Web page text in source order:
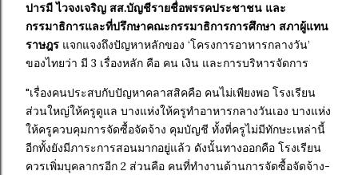
ปารมี ไวจงเจริญ สส.บัญชีรายชื่อพรรคประชาชน และ
กรรมาธิการและที่ปรึกษาคณะกรรมาธิการการศึกษา สภาผู้แทน
ราษฎร แจกแจงถึงปัญหาหลักของ ‘โครงการอาหารกลางวัน’
ของไทยว่า มี 3 เรื่องหลัก คือ คน เงิน และการบริหารจัดการ
"เรื่องคนประสบกับปัญหาคลาสสิคคือ คนไม่เพียงพอ โรงเรียน
ส่วนใหญ่ให้ครูดูแล บางแห่งให้ครูทำอาหารกลางวันเอง บางแห่ง
ให้ครูควบคุมการจัดซื้อจัดจ้าง คุมบัญชี ทั้งที่ครูไม่มีทักษะเหล่านี้
อีกทั้งยังมีภาระการสอนมากอยู่แล้ว ดังนั้นทางออกคือ โรงเรียน
ควรเพิ่มบุคลากรอีก 2 ส่วนคือ คนที่ทำงานด้านการจัดซื้อจัดจ้าง-